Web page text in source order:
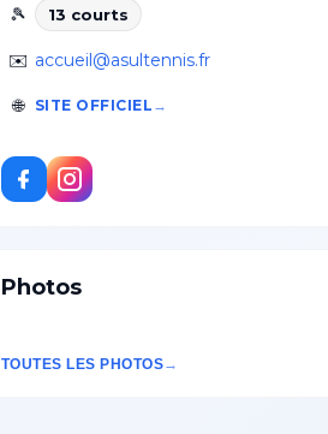
🎾
13 courts
✉️ accueil@asultennis.fr
🌐 SITE OFFICIEL
Photos
TOUTES LES PHOTOS